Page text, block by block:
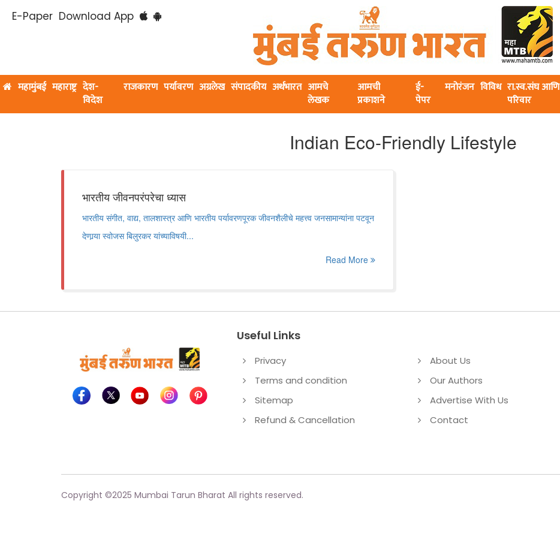
E-Paper Download App
महामुंबई महाराष्ट्र देश-
विदेश
राजकारण पर्यावरण अग्रलेख संपादकीय अर्थभारत आमचे
लेखक
आमची
प्रकाशने
ई-
पेपर
मनोरंजन विविध रा.स्व.संघ आणि
परिवार
Indian Eco-Friendly Lifestyle
भारतीय जीवनपरंपरेचा ध्यास
भारतीय संगीत, वाद्य, तालशास्त्र आणि भारतीय पर्यावरणपूरक जीवनशैलीचे महत्त्व जनसामान्यांना पटवून
देणार्‍या स्वोजस बिलुरकर यांच्याविषयी...
Read More
Useful Links
Privacy
Terms and condition
Sitemap
Refund & Cancellation
About Us
Our Authors
Advertise With Us
Contact
Copyright ©2025 Mumbai Tarun Bharat All rights reserved.